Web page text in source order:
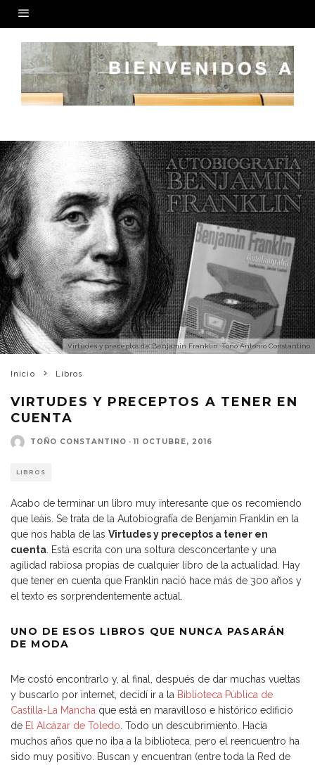
Virtudes y preceptos de Benjamin Franklin. Toño Antonio Constantino
Inicio Libros
VIRTUDES Y PRECEPTOS A TENER EN
CUENTA
TOÑO CONSTANTINO · 11 OCTUBRE, 2016
LIBROS
Acabo de terminar un libro muy interesante que os recomiendo
que leáis. Se trata de la Autobiografía de Benjamin Franklin en la
que nos habla de las Virtudes y preceptos a tener en
cuenta . Está escrita con una soltura desconcertante y una
agilidad rabiosa propias de cualquier libro de la actualidad. Hay
que tener en cuenta que Franklin nació hace más de 300 años y
el texto es sorprendentemente actual.
UNO DE ESOS LIBROS QUE NUNCA PASARÁN
DE MODA
Me costó encontrarlo y, al final, después de dar muchas vueltas
y buscarlo por internet, decidí ir a la Biblioteca Pública de
Castilla-La Mancha que está en maravilloso e histórico edificio
de El Alcázar de Toledo . Todo un descubrimiento. Hacía
muchos años que no iba a la biblioteca, pero el reencuentro ha
sido muy positivo. Buscan y encuentran (entre toda la Red de